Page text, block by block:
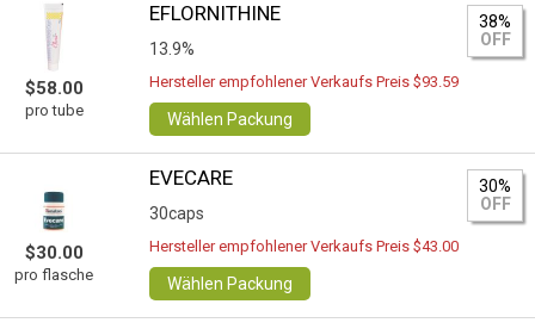
$58.00
pro tube
EFLORNITHINE
13.9%
38%
OFF
Hersteller empfohlener Verkaufs Preis $93.59
Wählen Packung
$30.00
pro flasche
EVECARE
30caps
30%
OFF
Hersteller empfohlener Verkaufs Preis $43.00
Wählen Packung